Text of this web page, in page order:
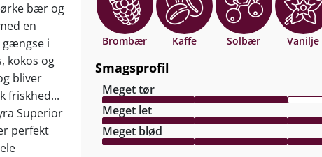
bær og
en
i
kokos og
bliver
friskhed...
Superior
perfekt
Brombær Kaffe Solbær Vanilje
Smagsprofil
Meget tør
Meget let
Meget blød